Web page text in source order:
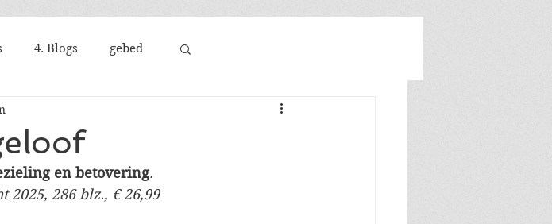
4. Blogs gebed
en betovering.
2025, 286 blz., € 26,99